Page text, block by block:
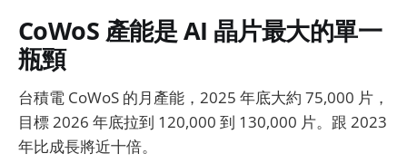
CoWoS 產能是 AI 晶片最大的單一
瓶頸
台積電 CoWoS 的月產能，2025 年底大約 75,000 片，
目標 2026 年底拉到 120,000 到 130,000 片。跟 2023
年比成長將近十倍。